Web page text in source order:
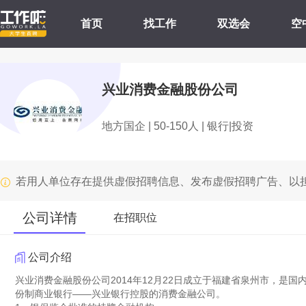
首页 找工作 双选会 空
兴业消费金融股份公司
地方国企 | 50-150人 | 银行|投资
若用人单位存在提供虚假招聘信息、发布虚假招聘广告、
公司详情 在招职位
公司介绍
兴业消费金融股份公司2014年12月22日成立于福建省泉州市，是
份制商业银行——兴业银行控股的消费金融公司。